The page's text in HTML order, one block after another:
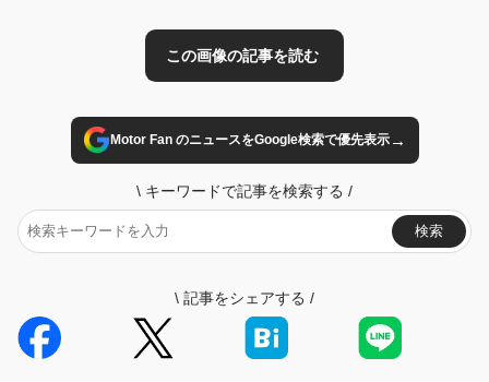
Motor Fan のニュースをGoogle検索で優先表示→
\ キーワードで記事を検索する /
検索
\ 記事をシェアする /